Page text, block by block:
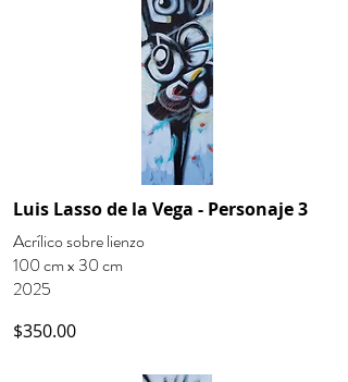
Luis Lasso de la Vega - Personaje 3
Acrílico sobre lienzo
100 cm x 30 cm
2025
$350.00